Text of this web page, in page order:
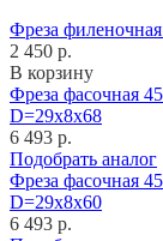
Фреза
2 450 р.
В корзину
Фреза фасочная
D=29x8x68
6 493 р.
Подобрать аналог
Фреза фасочная
D=29x8x60
6 493 р.